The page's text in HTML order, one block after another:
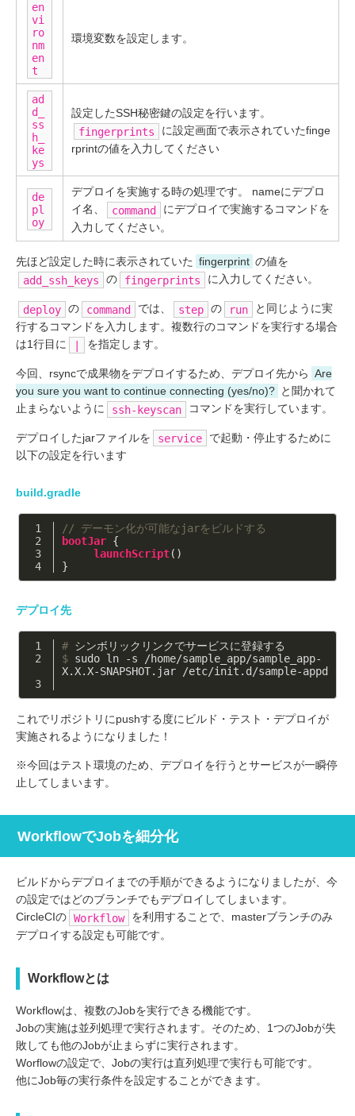
en
vi
ro
nm
en
t
環境変数を設定します。
ad
d_
ss
h_
ke
ys
設定したSSH秘密鍵の設定を行います。
fingerprints
に設定画面で表示されていたfinge
rprintの値を入力してください
de
pl
oy
デプロイを実施する時の処理です。 nameにデプロ
イ名、
command
にデプロイで実施するコマンドを
入力してください。
先ほど設定した時に表示されていた fingerprint の値を
add_ssh_keys
の fingerprints に入力してください。
deploy の command では、 step の run
と同じように実
行するコマンドを入力します。複数行のコマンドを実行する場合
は1行目に
を指定します。
今回、rsyncで成果物をデプロイするため、デプロイ先から Are
you sure you want to continue connecting (yes/no)? と聞かれて
止まらないように
ssh-keyscan コマンドを実行しています。
デプロイしたjarファイルを service
で起動・停止するために
以下の設定を行います
build.gradle
// デーモン化が可能なjarをビルドする
bootJar {
launchScript()
}
デプロイ先
# シンボリックリンクでサービスに登録する
$ sudo ln -s /home/sample_app/sample_app-
X.X.X-SNAPSHOT.jar /etc/init.d/sample-appd
これでリポジトリにpushする度にビルド・テスト・デプロイが
実施されるようになりました！
※今回はテスト環境のため、デプロイを行うとサービスが一瞬停
止してしまいます。
WorkflowでJobを細分化
ビルドからデプロイまでの手順ができるようになりましたが、今
の設定ではどのブランチでもデプロイしてしまいます。
CircleCIの Workflow
を利用することで、masterブランチのみ
デプロイする設定も可能です。
Workflowとは
Workflowは、複数のJobを実行できる機能です。
Jobの実施は並列処理で実行されます。そのため、1つのJobが失
敗しても他のJobが止まらずに実行されます。
Worflowの設定で、Jobの実行は直列処理で実行も可能です。
他にJob毎の実行条件を設定することができます。